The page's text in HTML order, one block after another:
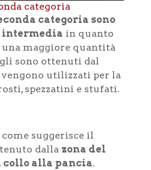
categoria
categoria sono
intermedia in quanto
maggiore quantità
sono ottenuti dal
utilizzati per la
spezzatini e stufati.
come suggerisce il
dalla zona del
collo alla pancia.